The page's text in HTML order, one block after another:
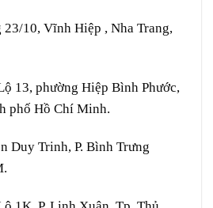
10, Vĩnh Hiệp , Nha Trang,
13, phường Hiệp Bình Phước,
phố Hồ Chí Minh.
Duy Trinh, P. Bình Trưng